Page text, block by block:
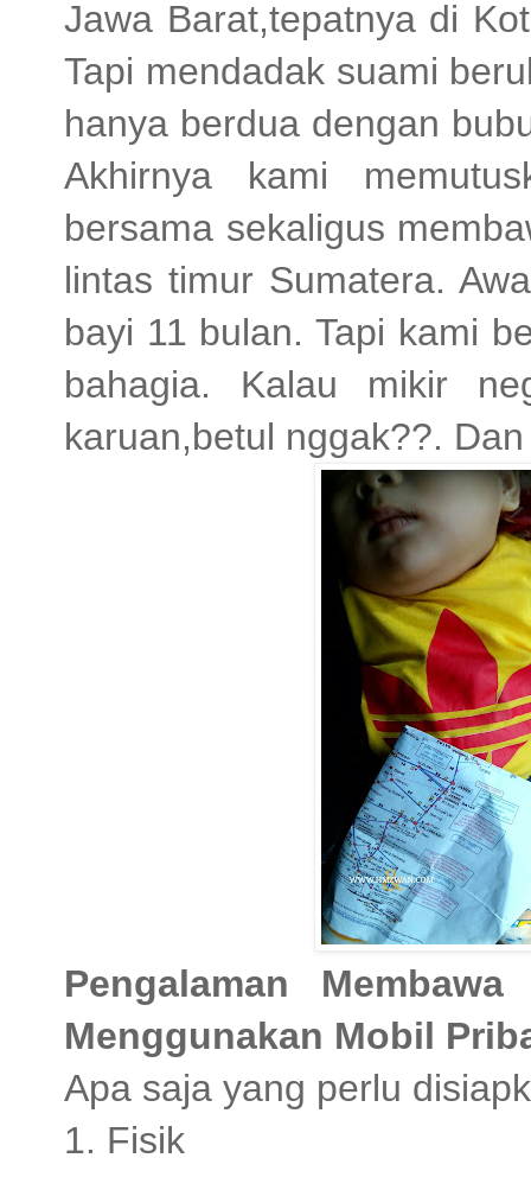
Jawa Barat,tepatnya di
Tapi mendadak suami
hanya berdua dengan
Akhirnya kami
bersama sekaligus
lintas timur Sumatera.
bayi 11 bulan. Tapi kami
bahagia. Kalau mikir
karuan,betul nggak??.
Pengalaman
Menggunakan Mobil
Apa saja yang perlu
1. Fisik